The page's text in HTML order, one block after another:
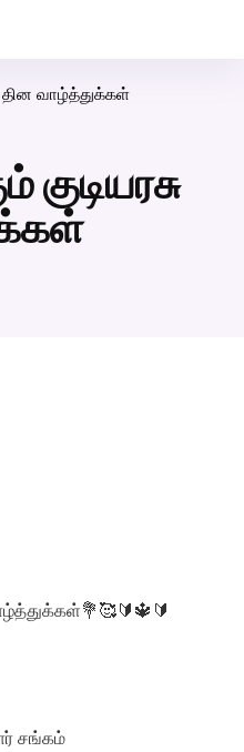
தின வாழ்த்துக்கள்
சங்கம்
அகமுடையார்மேட்ரி-
சேவை! வாட்ஸப்
Matrimony App